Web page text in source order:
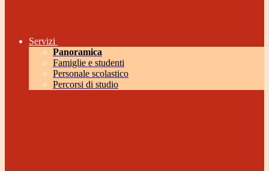
Servizi
Panoramica
Famiglie e studenti
Personale scolastico
Percorsi di studio